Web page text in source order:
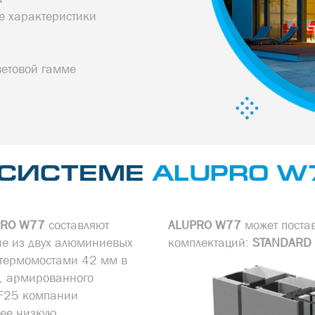
гамме
ALUPRO
W77 составляют
из двух алюминиевых
42 мм в
армированного
компании
ALUPRO W77 может
комплектаций: STANDARD